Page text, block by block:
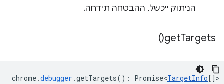
הניתוק ייכשל, ההבטחה תידחה.
getTargets(
)
chrome.debugger .getTargets() : Promise<TargetInfo[] >